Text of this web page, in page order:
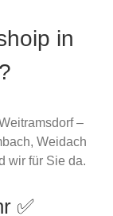
in
–
Weidach
wir für Sie da.
✅